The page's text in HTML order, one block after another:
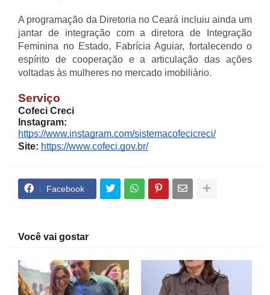
A programação da Diretoria no Ceará incluiu ainda um
jantar de integração com a diretora de Integração
Feminina no Estado, Fabrícia Aguiar, fortalecendo o
espírito de cooperação e a articulação das ações
voltadas às mulheres no mercado imobiliário.
Serviço
Cofeci Creci
Instagram:
https://www.instagram.com/sistemacofecicreci/
Site: https://www.cofeci.gov.br/
Facebook
Você vai gostar